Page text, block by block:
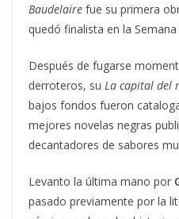
Baudelaire fue su primera
quedó finalista en la
Después de fugarse
derroteros, su La capital del
bajos fondos fueron
mejores novelas negras
decantadores de sabores
Levanto la última mano por
pasado previamente por la